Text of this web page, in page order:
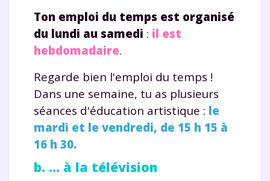
Ton emploi du temps est organisé
du lundi au samedi : il est
hebdomadaire.
Regarde bien l'emploi du temps !
Dans une semaine, tu as plusieurs
séances d'éducation artistique : le
mardi et le vendredi, de 15 h 15 à
16 h 30.
b. ... à la télévision